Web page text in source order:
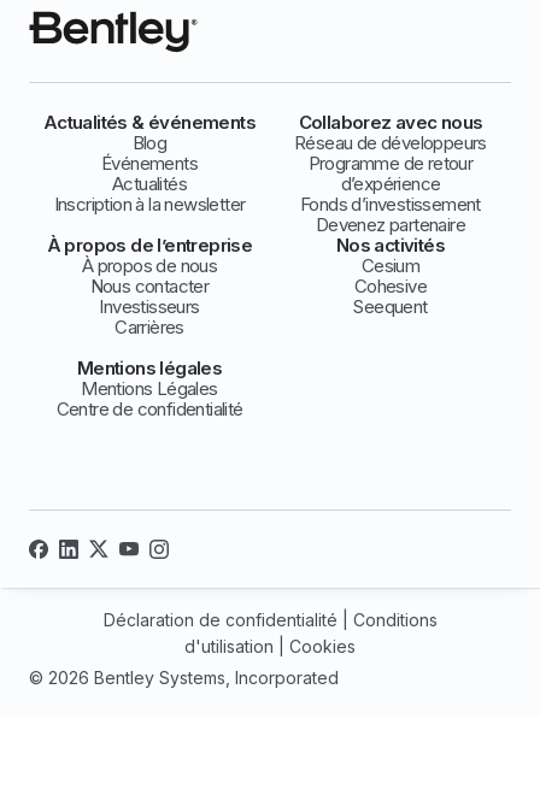
Actualités & événements
Blog
Événements
Actualités
Inscription à la newsletter
Collaborez avec nous
Réseau de développeurs
Programme de retour
d’expérience
Fonds d’investissement
Devenez partenaire
À propos de l’entreprise
À propos de nous
Nous contacter
Investisseurs
Carrières
Nos activités
Cesium
Cohesive
Seequent
Mentions légales
Mentions Légales
Centre de confidentialité
© 2026 Bentley Systems, Incorporated
Déclaration de confidentialité
Conditions
d'utilisation
Cookies